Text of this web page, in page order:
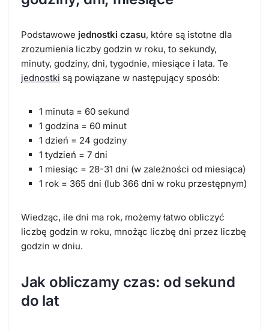
Podstawowe jednostki czasu, które są istotne dla
zrozumienia liczby godzin w roku, to sekundy,
minuty, godziny, dni, tygodnie, miesiące i lata. Te
jednostki są powiązane w następujący sposób:
1 minuta = 60 sekund
1 godzina = 60 minut
1 dzień = 24 godziny
1 tydzień = 7 dni
1 miesiąc = 28-31 dni (w zależności od miesiąca)
1 rok = 365 dni (lub 366 dni w roku przestępnym)
Wiedząc, ile dni ma rok, możemy łatwo obliczyć
liczbę godzin w roku, mnożąc liczbę dni przez liczbę
godzin w dniu.
Jak obliczamy czas: od sekund
do lat